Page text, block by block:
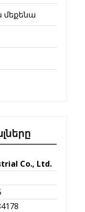
մեքենա
Co., Ltd.